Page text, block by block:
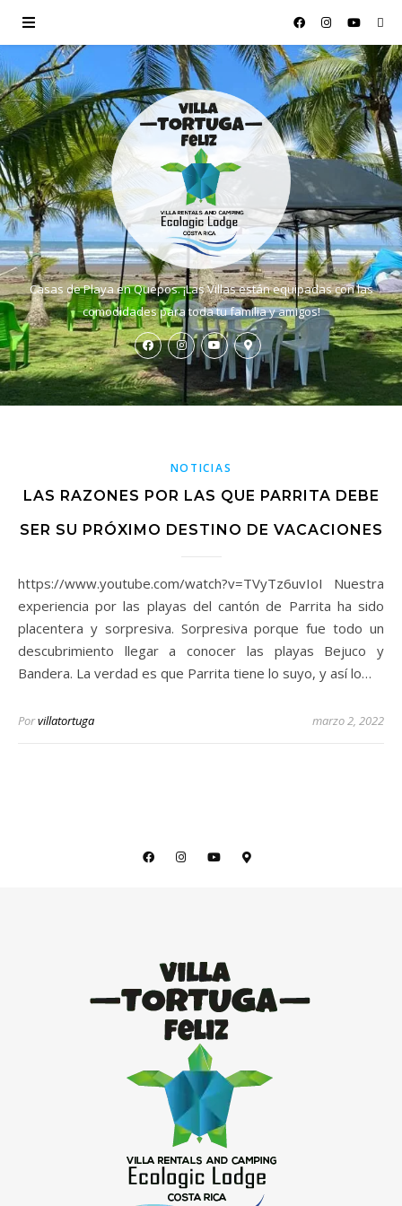
Casas de Playa en Quepos. ¡Las Villas están equipadas con las
comodidades para toda tu familia y amigos!
NOTICIAS
LAS RAZONES POR LAS QUE PARRITA DEBE
SER SU PRÓXIMO DESTINO DE VACACIONES
https://www.youtube.com/watch?v=TVyTz6uvIoI Nuestra
experiencia por las playas del cantón de Parrita ha sido
placentera y sorpresiva. Sorpresiva porque fue todo un
descubrimiento llegar a conocer las playas Bejuco y
Bandera. La verdad es que Parrita tiene lo suyo, y así lo…
Porvillatortuga marzo 2, 2022